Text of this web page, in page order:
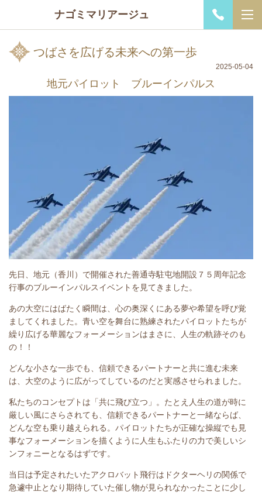
ナゴミマリアージュ
つばさを広げる未来への第一歩
2025-05-04
地元パイロット ブルーインパルス
先日、地元（香川）で開催された善通寺駐屯地開設７５周年記念
行事のブルーインパルスイベントを見てきました。
あの大空にはばたく瞬間は、心の奥深くにある夢や希望を呼び覚
ましてくれました。青い空を舞台に熟練されたパイロットたちが
繰り広げる華麗なフォーメーションはまさに、人生の軌跡そのも
の！！
どんな小さな一歩でも、信頼できるパートナーと共に進む未来
は、大空のように広がってしているのだと実感させられました。
私たちのコンセプトは「共に飛び立つ」。たとえ人生の道が時に
厳しい風にさらされても、信頼できるパートナーと一緒ならば、
どんな空も乗り越えられる。パイロットたちが正確な操縦でも見
事なフォーメーションを描くように人生もふたりの力で美しいシ
ンフォニーとなるはずです。
当日は予定されたいたアクロバット飛行はドクターヘリの関係で
急遽中止となり期待していた催し物が見られなかったことに少し